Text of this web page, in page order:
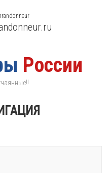
России